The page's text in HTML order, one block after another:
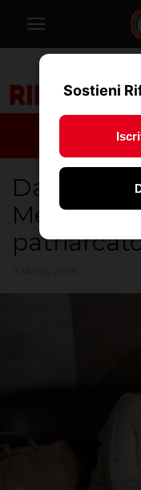
Daniela
Messina.
Sostieni